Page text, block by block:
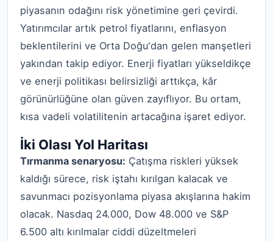
piyasanın odağını risk yönetimine geri çevirdi.
Yatırımcılar artık petrol fiyatlarını, enflasyon
beklentilerini ve Orta Doğu'dan gelen manşetleri
yakından takip ediyor. Enerji fiyatları yükseldikçe
ve enerji politikası belirsizliği arttıkça, kâr
görünürlüğüne olan güven zayıflıyor. Bu ortam,
kısa vadeli volatilitenin artacağına işaret ediyor.
İki Olası Yol Haritası
Tırmanma senaryosu: Çatışma riskleri yüksek
kaldığı sürece, risk iştahı kırılgan kalacak ve
savunmacı pozisyonlama piyasa akışlarına hakim
olacak. Nasdaq 24.000, Dow 48.000 ve S&P
6.500 altı kırılmalar ciddi düzeltmeleri